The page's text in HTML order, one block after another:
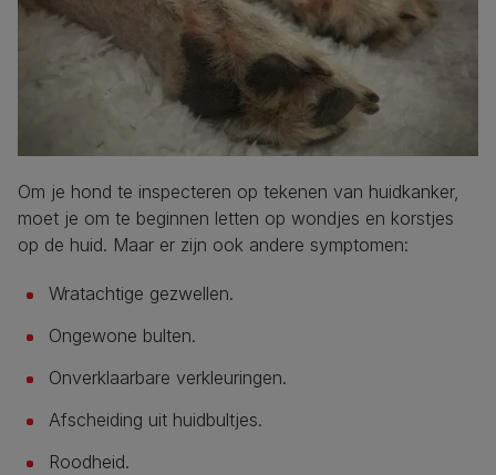
Om je hond te inspecteren op tekenen van huidkanker,
moet je om te beginnen letten op wondjes en korstjes
op de huid. Maar er zijn ook andere symptomen:
Wratachtige gezwellen.
Ongewone bulten.
Onverklaarbare verkleuringen.
Afscheiding uit huidbultjes.
Roodheid.